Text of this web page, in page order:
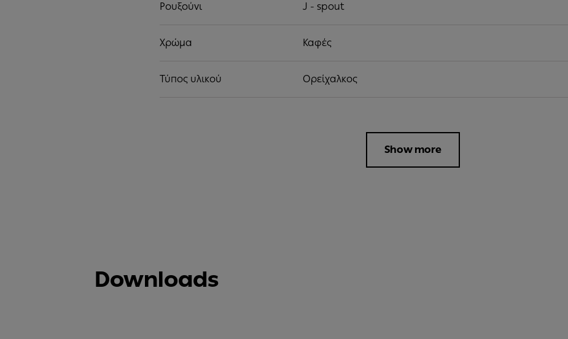
Ρουξούνι J - spout
Χρώμα Καφές
Τύπος υλικού Ορείχαλκος
Show more
Downloads